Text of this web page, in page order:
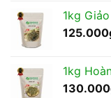
1kg
125.000
1kg
130.000